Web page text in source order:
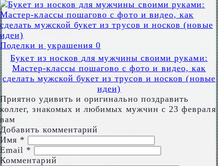
Поделки и украшения 0
Букет из носков для мужчины своими руками:
Мастер-классы пошагово с фото и видео, как
сделать мужской букет из трусов и носков (новые
идеи)
Приятно удивить и оригинально поздравить
коллег, знакомых и любимых мужчин с 23 февраля
вам
Добавить комментарий
Имя *
Email *
Комментарий